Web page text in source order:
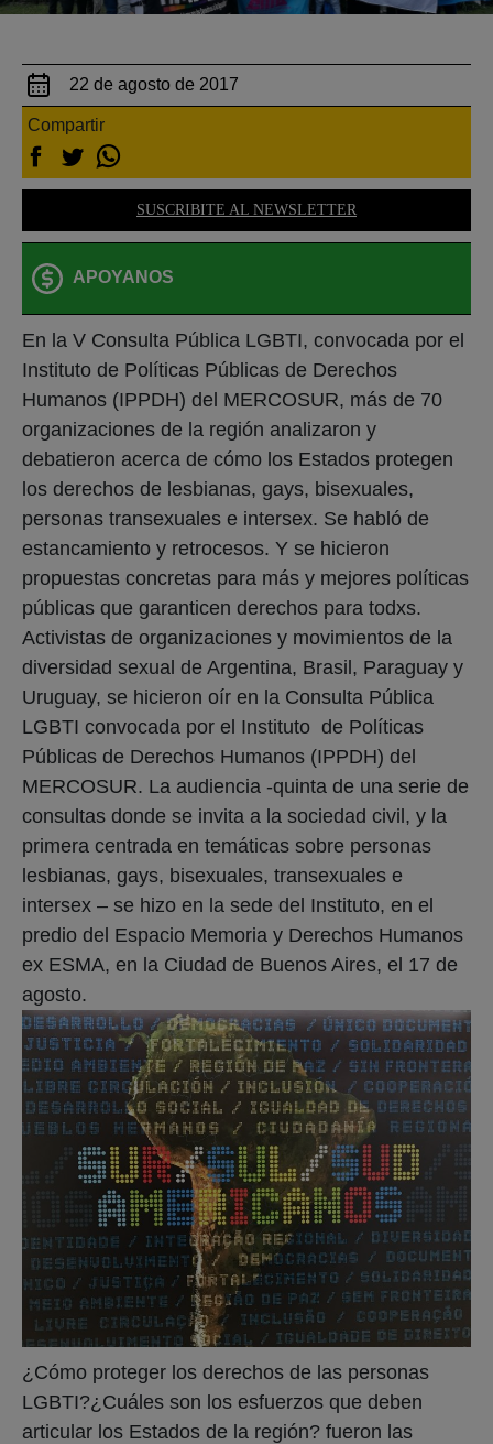
22 de agosto de 2017
Compartir
SUSCRIBITE AL NEWSLETTER
APOYANOS
En la V Consulta Pública LGBTI, convocada por el
Instituto de Políticas Públicas de Derechos
Humanos (IPPDH) del MERCOSUR, más de 70
organizaciones de la región analizaron y
debatieron acerca de cómo los Estados protegen
los derechos de lesbianas, gays, bisexuales,
personas transexuales e intersex. Se habló de
estancamiento y retrocesos. Y se hicieron
propuestas concretas para más y mejores políticas
públicas que garanticen derechos para todxs.
Activistas de organizaciones y movimientos de la
diversidad sexual de Argentina, Brasil, Paraguay y
Uruguay, se hicieron oír en la Consulta Pública
LGBTI convocada por el Instituto de Políticas
Públicas de Derechos Humanos (IPPDH) del
MERCOSUR. La audiencia -quinta de una serie de
consultas donde se invita a la sociedad civil, y la
primera centrada en temáticas sobre personas
lesbianas, gays, bisexuales, transexuales e
intersex – se hizo en la sede del Instituto, en el
predio del Espacio Memoria y Derechos Humanos
ex ESMA, en la Ciudad de Buenos Aires, el 17 de
agosto.
¿Cómo proteger los derechos de las personas
LGBTI?¿Cuáles son los esfuerzos que deben
articular los Estados de la región? fueron las